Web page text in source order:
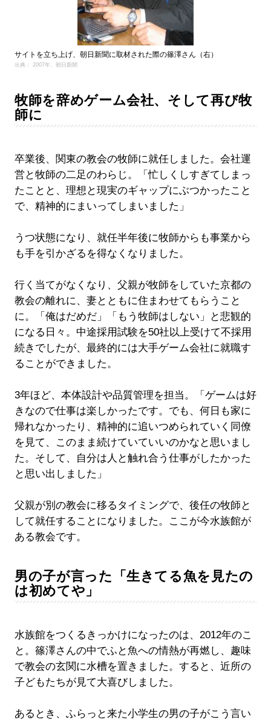
サイトを立ち上げ、朝日新聞に取材された際の篠澤さん（右）
出典： 2007年、朝日新聞
牧師を辞めゲーム会社、そして再び牧
師に
卒業後、関東の教会の牧師に就任しました。会社運
営と牧師の二足のわらじ。「忙しくしすぎてしまっ
たことと、理想と現実のギャップにぶつかったこと
で、精神的にまいってしまいました」
うつ状態になり、就任半年後に牧師からも事業から
も手を引かざるを得なくなりました。
行く当てがなくなり、父親が牧師をしていた京都の
教会の離れに、妻とともに住まわせてもらうこと
に。「俺はだめだ」「もう牧師はしない」と悲観的
になる日々。中途採用試験を50社以上受けて不採用
続きでしたが、最終的には大手ゲーム会社に就職す
ることができました。
3年ほど、本体設計や品質管理を担当。「ゲームは好
きなので仕事は楽しかったです。でも、何日も家に
帰れなかったり、精神的に追いつめられていく同僚
を見て、このまま続けていていいのかなと思いまし
た。そして、自分は人と触れ合う仕事がしたかった
と思い出しました」
父親が別の教会に移るタイミングで、後任の牧師と
して就任することになりました。ここが今水族館が
ある教会です。
男の子が言った「生きてる魚を見たの
は初めてや」
水族館をつくるきっかけになったのは、2012年のこ
と。篠澤さんの中でふと魚への情熱が再燃し、趣味
で教会の玄関に水槽を置きました。すると、近所の
子どもたちが見て大喜びしました。
あるとき、ふらっと来た小学生の男の子がこう言い